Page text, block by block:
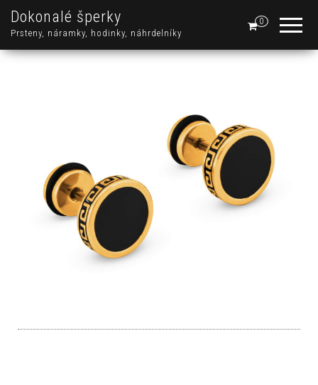
Dokonalé šperky
Prsteny, náramky, hodinky, náhrdelníky
0